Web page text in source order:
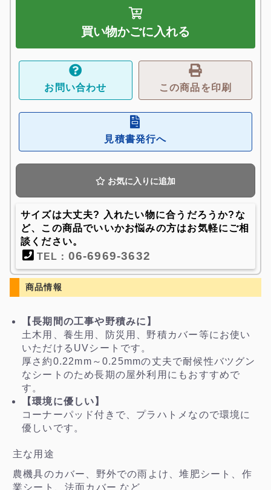
買い物かごに入れる
お問い合わせ この商品を印刷
見積書発行へ
お気に入りに追加
サイズは大丈夫? 入れたい物に合うだろうか?な
ど、この商品でいいかお悩みの方はお気軽にご相
談ください。
TEL： 06-6969-3632
商品情報
【長期間の工事や野積みに】
土木用、養生用、防災用、野積カバー等にお使い
いただけるUVシートです。
厚さ約0.22mm～0.25mmの丈夫で耐候性バツグン
なシートのため長期の屋外利用にもおすすめで
す。
【環境に優しい】
コーナーパッド付きで、プラハトメなので環境に
優しいです。
主な用途
農機具のカバー、野外での雨よけ、堆肥シート、作
業シート、法面カバー など